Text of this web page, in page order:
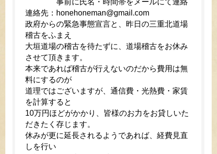
連絡先：honehoneman@gmail.com
政府からの緊急事態宣言と、昨日の三重北道場
稽古をふまえ
大垣道場の稽古を待たずに、道場稽古をお休み
させて頂きます。
本来であれば稽古が行えないのだから費用は無
料にするのが
道理ではございますが、通信費・光熱費・家賃
を計算すると
10万円ほどがかかり、皆様のお力をお貸しいた
だきたく存じます。
休みが更に延長されるようであれば、経費見直
しを行い